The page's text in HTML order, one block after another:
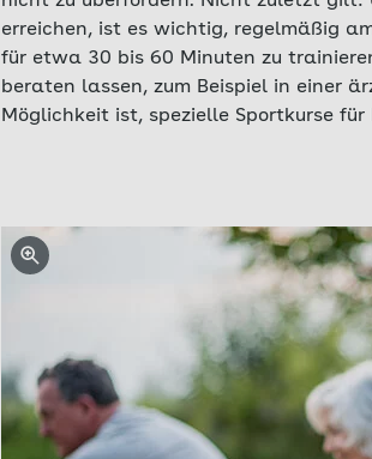
erreichen, ist es wichtig, regelmäßig
für etwa 30 bis 60 Minuten zu
beraten lassen, zum Beispiel in einer
Möglichkeit ist, spezielle Sportkurse